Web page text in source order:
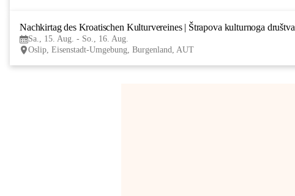
Nachkirtag des Kroatischen Kulturvereines | Štrapova kulturnoga društva
Sa., 15. Aug. - So., 16. Aug.
Oslip, Eisenstadt-Umgebung, Burgenland, AUT